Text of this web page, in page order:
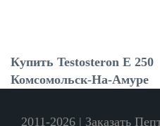
Купить Testosteron E 250
Комсомольск-На-Амуре
2011-2026 | Заказать